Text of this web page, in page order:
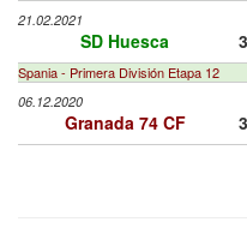
21.02.2021
SD Huesca
Spania - Primera División Etapa 12
06.12.2020
Granada 74 CF